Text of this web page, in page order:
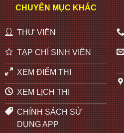
CHUYÊN MỤC KHÁC
THƯ VIỆN
TẠP CHÍ SINH VIÊN
XEM ĐIỂM THI
XEM LỊCH THI
CHÍNH SÁCH SỬ
DỤNG APP